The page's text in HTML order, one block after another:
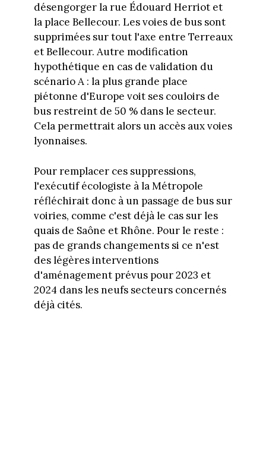
désengorger la rue Édouard Herriot et
la place Bellecour. Les voies de bus sont
supprimées sur tout l'axe entre Terreaux
et Bellecour. Autre modification
hypothétique en cas de validation du
scénario A : la plus grande place
piétonne d'Europe voit ses couloirs de
bus restreint de 50 % dans le secteur.
Cela permettrait alors un accès aux voies
lyonnaises.
Pour remplacer ces suppressions,
l'exécutif écologiste à la Métropole
réfléchirait donc à un passage de bus sur
voiries, comme c'est déjà le cas sur les
quais de Saône et Rhône. Pour le reste :
pas de grands changements si ce n'est
des légères interventions
d'aménagement prévus pour 2023 et
2024 dans les neufs secteurs concernés
déjà cités.